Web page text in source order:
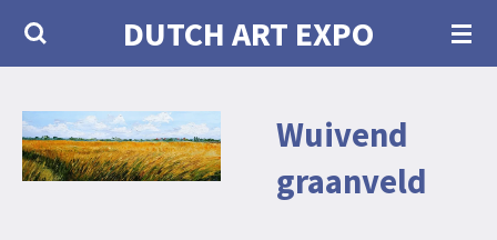
Skip
content
DUTCH ART EXPO
Wuivend
graanveld